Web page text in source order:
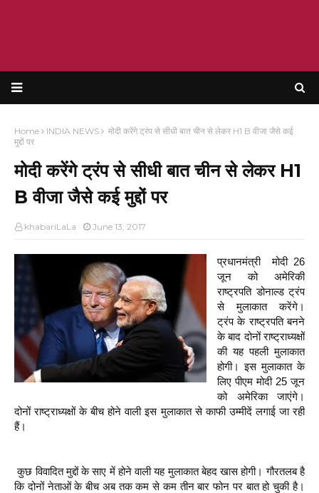
Home INDIA NEWS
मोदी करेंगे ट्रंप से सीधी बात चीन से लेकर H1 B वीजा जैसे कई
मुद्दों पर
मोदी करेंगे ट्रंप से सीधी बात चीन से लेकर H1
B वीजा जैसे कई मुद्दों पर
khabariLaLa June 13, 2017
प्रधानमंत्री
मोदी 26
जून को अमेरिकी
राष्‍ट्रपति डोनाल्‍ड ट्रंप
से मुलाकात करेंगे।
ट्रंप के राष्‍ट्रपति बनने
के बाद दोनों राष्‍ट्राध्‍यक्षों
की यह पहली मुलाकात
होगी। इस मुलाकात के
लिए पीएम मोदी 25 जून
को अमेरिका जाएंगे।
दोनों राष्‍ट्राध्‍यक्षों के बीच होने वाली इस मुलाकात से काफी उम्‍मीदें लगाई जा रही
हैं।
कुछ विवादित मुद्दों के साए में होने वाली यह मुलाकात बेहद खास होगी। गौरतलब है
कि दोनों नेताओं के बीच अब तक कम से कम तीन बार फोन पर बात हो चुकी है।